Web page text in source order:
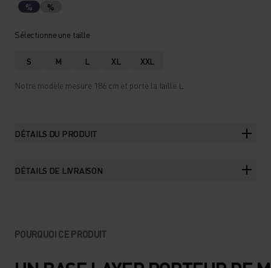
% %
Sélectionne une taille
S M L XL XXL
Notre modèle mesure 186 cm et porte la taille L.
DÉTAILS DU PRODUIT
DÉTAILS DE LIVRAISON
POURQUOI CE PRODUIT